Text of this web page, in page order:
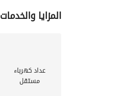
المزايا والخدمات
عداد كهرباء
مستقل